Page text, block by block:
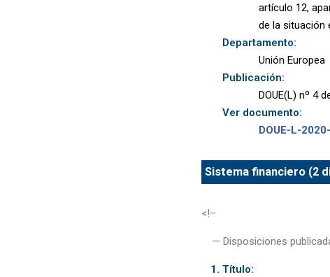
artículo 12,
de la situación
Departamento:
Unión Europea
Publicación:
DOUE(L) nº 4
Ver documento:
DOUE-L-
Sistema financiero (2
<!–
— Disposiciones
Título: